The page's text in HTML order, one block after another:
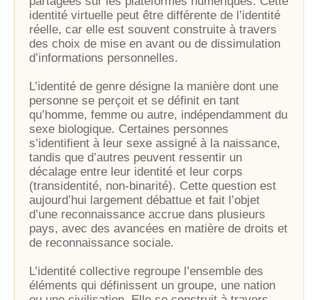
identité virtuelle peut être différente de l’identité
réelle, car elle est souvent construite à travers
des choix de mise en avant ou de dissimulation
d’informations personnelles.
L’identité de genre désigne la manière dont une
personne se perçoit et se définit en tant
qu’homme, femme ou autre, indépendamment du
sexe biologique. Certaines personnes
s’identifient à leur sexe assigné à la naissance,
tandis que d’autres peuvent ressentir un
décalage entre leur identité et leur corps
(transidentité, non-binarité). Cette question est
aujourd’hui largement débattue et fait l’objet
d’une reconnaissance accrue dans plusieurs
pays, avec des avancées en matière de droits et
de reconnaissance sociale.
L’identité collective regroupe l’ensemble des
éléments qui définissent un groupe, une nation